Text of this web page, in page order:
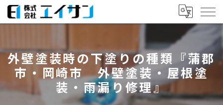
外壁塗装時の下塗りの種類『蒲郡
市・岡崎市 外壁塗装・屋根塗
装・雨漏り修理』